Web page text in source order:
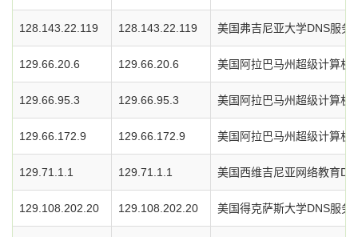
128.143.22.119 128.143.22.119 美国弗吉尼亚大学DNS服务
129.66.20.6 129.66.20.6 美国阿拉巴马州超级计算机
129.66.95.3 129.66.95.3 美国阿拉巴马州超级计算机
129.66.172.9 129.66.172.9 美国阿拉巴马州超级计算机
129.71.1.1 129.71.1.1 美国西维吉尼亚网络教育
129.108.202.20 129.108.202.20 美国得克萨斯大学DNS服务